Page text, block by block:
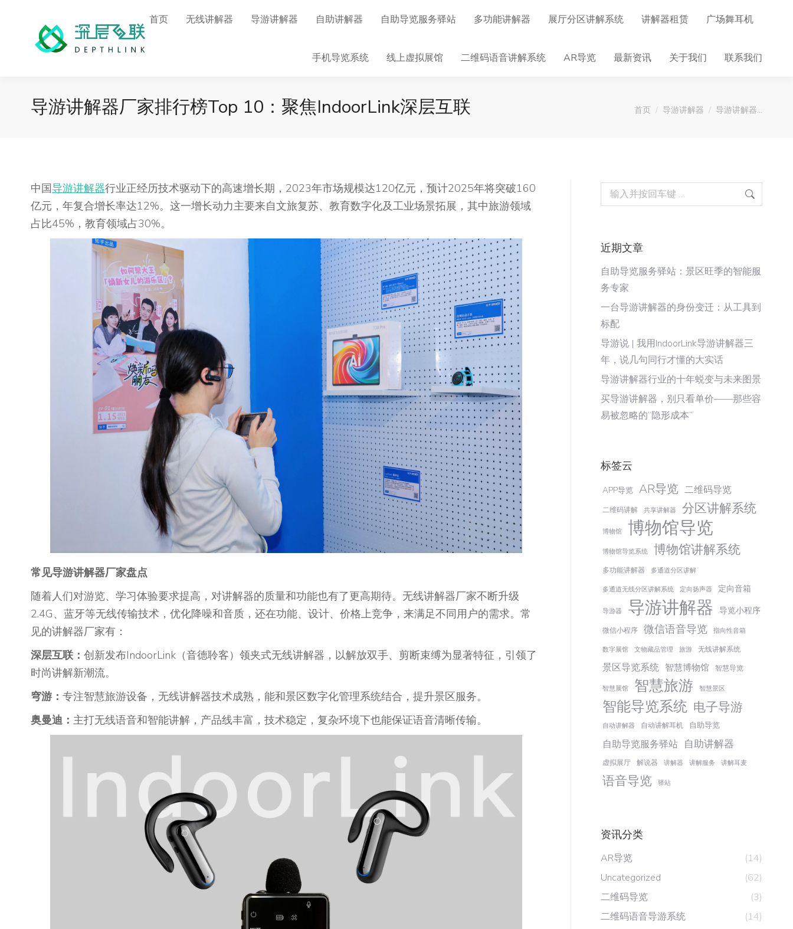
首页 无线讲解器 导游讲解器 自助讲解器 自助导览服务驿站 多功能讲解器 展厅分区讲解系统 讲解器租赁 广场舞耳机
手机导览系统 线上虚拟展馆 二维码语音讲解系统 AR导览 最新资讯 关于我们 联系我们
导游讲解器厂家排行榜Top 10：聚焦IndoorLink深层互联 您在这里：
首页 导游讲解器 导游讲解器…
中国导游讲解器行业正经历技术驱动下的高速增长期，2023年市场规模达120亿元，预计2025年将突破160
亿元，年复合增长率达12%。这一增长动力主要来自文旅复苏、教育数字化及工业场景拓展，其中旅游领域
占比45%，教育领域占30%。
常见导游讲解器厂家盘点
随着人们对游览、学习体验要求提高，对讲解器的质量和功能也有了更高期待。无线讲解器厂家不断升级
2.4G、蓝牙等无线传输技术，优化降噪和音质，还在功能、设计、价格上竞争，来满足不同用户的需求。常
见的讲解器厂家有：
深层互联： 创新发布IndoorLink（音德聆客）领夹式无线讲解器，以解放双手、剪断束缚为显著特征，引领了
时尚讲解新潮流。
穹游： 专注智慧旅游设备，无线讲解器技术成熟，能和景区数字化管理系统结合，提升景区服务。
奥曼迪： 主打无线语音和智能讲解，产品线丰富，技术稳定，复杂环境下也能保证语音清晰传输。
Search:
近期文章
自助导览服务驿站：景区旺季的智能服
务专家
一台导游讲解器的身份变迁：从工具到
标配
导游说 | 我用IndoorLink导游讲解器三
年，说几句同行才懂的大实话
导游讲解器行业的十年蜕变与未来图景
买导游讲解器，别只看单价——那些容
易被忽略的“隐形成本”
标签云
APP导览 AR导览 二维码导览
二维码讲解 共享讲解器 分区讲解系统
博物馆 博物馆导览
博物馆导览系统 博物馆讲解系统
多功能讲解器 多通道分区讲解
多通道无线分区讲解系统 定向扬声器 定向音箱
导游器 导游讲解器 导览小程序
微信小程序 微信语音导览 指向性音箱
数字展馆 文物藏品管理 旅游 无线讲解系统
景区导览系统 智慧博物馆 智慧导览
智慧展馆 智慧旅游 智慧景区
智能导览系统 电子导游
自动讲解器 自动讲解耳机 自助导览
自助导览服务驿站 自助讲解器
虚拟展厅 解说器 讲解器 讲解服务 讲解耳麦
语音导览 驿站
资讯分类
AR导览
(14)
Uncategorized
(62)
二维码导览
(3)
二维码语音导游系统
(14)